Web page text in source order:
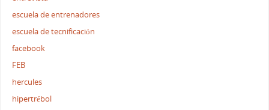
escuela de entrenadores
escuela de tecnificación
facebook
FEB
hercules
hipertrébol